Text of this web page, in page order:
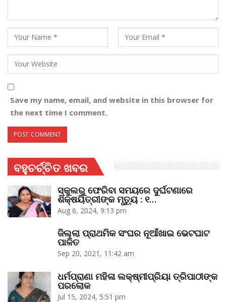
Save my name, email, and website in this browser for
the next time I comment.
ବହୁଚର୍ଚ୍ଚିତ ଖବର
ସ୍କୁଲରୁ ଫେରିବା ସମୟରେ ଦୁର୍ଘଟଣାରେ
ଶିକ୍ଷୟିତ୍ରୀଙ୍କ ମୃତ୍ୟୁ : ୧…
Aug 6, 2024, 9:13 pm
ଜିଲ୍ଲା ପ୍ରାଥମିକ ସଂଘର ନୂଆଁଖାଇ ଭେଟଘାଟ
ପାଳିତ
Sep 20, 2021, 11:42 am
ଧର୍ମପ୍ରାଣା ମହିଳା ଲକ୍ଷ୍ମୀପ୍ରିୟା ତ୍ରିପାଠୀଙ୍କ
ପରଲୋକ
Jul 15, 2024, 5:51 pm